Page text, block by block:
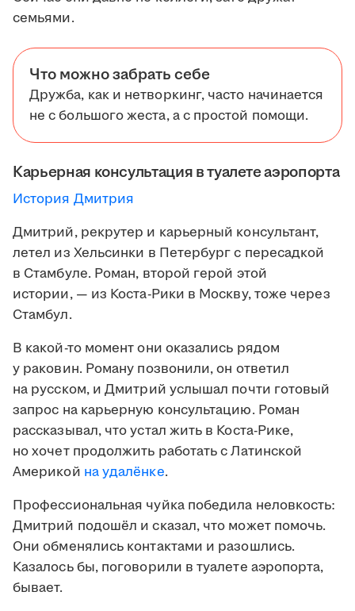
семьями.
Что можно забрать себе
Дружба, как и нетворкинг, часто начинается
не с большого жеста, а с простой помощи.
Карьерная консультация в туалете аэропорта
История Дмитрия
Дмитрий, рекрутер и карьерный консультант,
летел из Хельсинки в Петербург с пересадкой
в Стамбуле. Роман, второй герой этой
истории, — из Коста-Рики в Москву, тоже через
Стамбул.
В какой-то момент они оказались рядом
у раковин. Роману позвонили, он ответил
на русском, и Дмитрий услышал почти готовый
запрос на карьерную консультацию. Роман
рассказывал, что устал жить в Коста-Рике,
но хочет продолжить работать с Латинской
Америкой на удалёнке.
Профессиональная чуйка победила неловкость:
Дмитрий подошёл и сказал, что может помочь.
Они обменялись контактами и разошлись.
Казалось бы, поговорили в туалете аэропорта,
бывает.